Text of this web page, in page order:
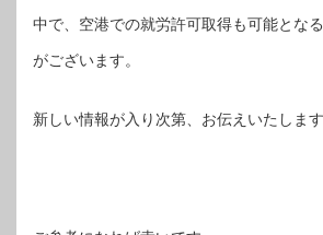
中で、空港での就労許可取得も可能とな
がございます。
新しい情報が入り次第、お伝えいたします